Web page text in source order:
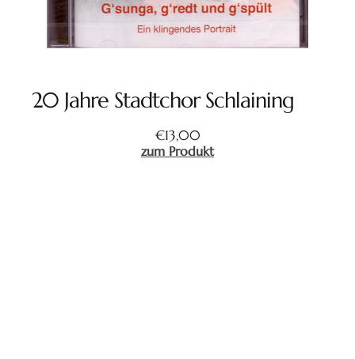
20 Jahre Stadtchor Schlaining
€13,00
zum Produkt